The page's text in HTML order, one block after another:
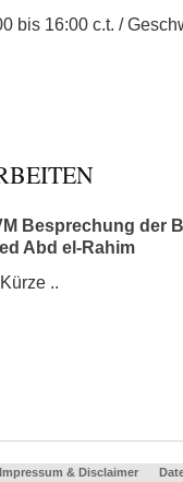
bis 16:00 c.t. /
Besprechung der
Abd el-Rahim
..
Impressum & Disclaimer